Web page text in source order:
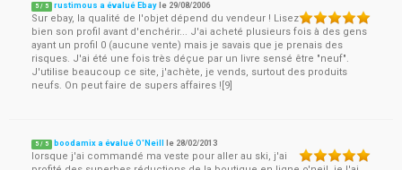
5 / 5 rustimous a évalué Ebay le 29/08/2006
Sur ebay, la qualité de l'objet dépend du vendeur ! Lisez
bien son profil avant d'enchérir... J'ai acheté plusieurs fois à des gens
ayant un profil 0 (aucune vente) mais je savais que je prenais des
risques. J'ai été une fois très déçue par un livre sensé être "neuf".
J'utilise beaucoup ce site, j'achète, je vends, surtout des produits
neufs. On peut faire de supers affaires ![9]
5 / 5 boodamix a évalué O'Neill le 28/02/2013
lorsque j'ai commandé ma veste pour aller au ski, j'ai